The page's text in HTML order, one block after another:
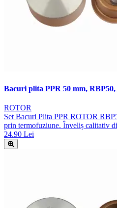
Bacuri plita PPR 50 mm,
ROTOR
Set Bacuri Plita PPR ROTOR
prin termofuziune. Înveliș calitativ
24.90 Lei